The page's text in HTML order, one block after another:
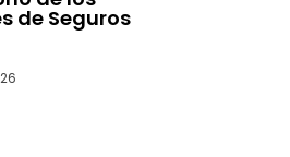
de Seguros